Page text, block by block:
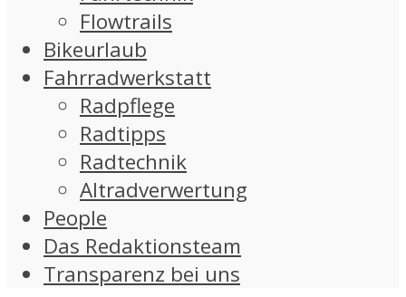
Flowtrails
Bikeurlaub
Fahrradwerkstatt
Radpflege
Radtipps
Radtechnik
Altradverwertung
People
Das Redaktionsteam
Transparenz bei uns